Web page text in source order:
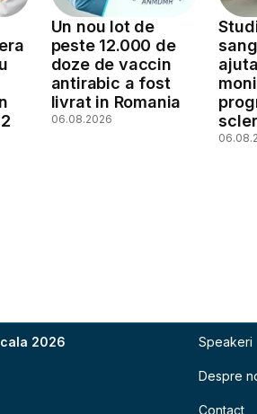
Un nou lot de
peste 12.000 de
doze de vaccin
antirabic a fost
livrat in Romania
06.08.2026
2026 Speakeri
Despre
Contact